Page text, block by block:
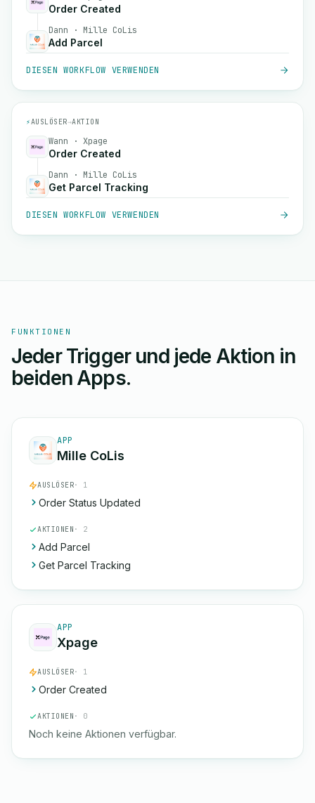
Order Created
Dann · Mille CoLis
Add Parcel
DIESEN WORKFLOW VERWENDEN
⚡AUSLÖSER→AKTION
Wann · Xpage
Order Created
Dann · Mille CoLis
Get Parcel Tracking
DIESEN WORKFLOW VERWENDEN
FUNKTIONEN
Jeder Trigger und jede Aktion in
beiden Apps.
APP
Mille CoLis
AUSLÖSER· 1
Order Status Updated
AKTIONEN · 2
Add Parcel
Get Parcel Tracking
APP
Xpage
AUSLÖSER· 1
Order Created
AKTIONEN · 0
Noch keine Aktionen verfügbar.